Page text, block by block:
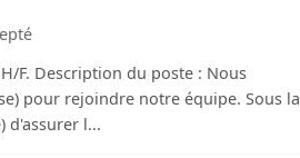
pour rejoindre notre équipe. Sous la
d'assurer l...